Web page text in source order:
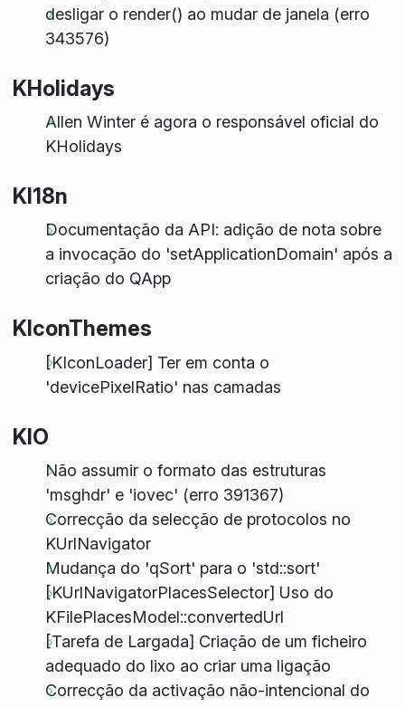
desligar o render() ao mudar de janela (erro
343576)
KHolidays
Allen Winter é agora o responsável oficial do
KHolidays
KI18n
Documentação da API: adição de nota sobre
a invocação do 'setApplicationDomain' após a
criação do QApp
KIconThemes
[KIconLoader] Ter em conta o
'devicePixelRatio' nas camadas
KIO
Não assumir o formato das estruturas
'msghdr' e 'iovec' (erro 391367)
Correcção da selecção de protocolos no
KUrlNavigator
Mudança do 'qSort' para o 'std::sort'
[KUrlNavigatorPlacesSelector] Uso do
KFilePlacesModel::convertedUrl
[Tarefa de Largada] Criação de um ficheiro
adequado do lixo ao criar uma ligação
Correcção da activação não-intencional do